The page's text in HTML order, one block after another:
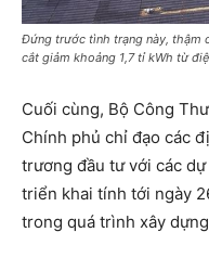
Đứng trước tình trạng này, thậm
cắt giảm khoảng 1,7 tỉ kWh từ
Cuối cùng, Bộ Công
Chính phủ chỉ đạo các
trương đầu tư với các
triển khai tính tới ngày
trong quá trình xây